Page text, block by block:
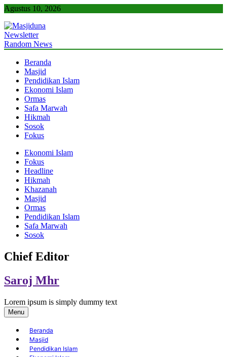
Skip
content
Agustus 10, 2026
Masjiduna
Referensi Berita Islam Indonesia
Newsletter
Random News
Beranda
Masjid
Pendidikan Islam
Ekonomi Islam
Ormas
Safa Marwah
Hikmah
Sosok
Fokus
Ekonomi Islam
Fokus
Headline
Hikmah
Khazanah
Masjid
Ormas
Pendidikan Islam
Safa Marwah
Sosok
Chief Editor
Saroj Mhr
Lorem ipsum is simply dummy text
Menu
Beranda
Masjid
Pendidikan Islam